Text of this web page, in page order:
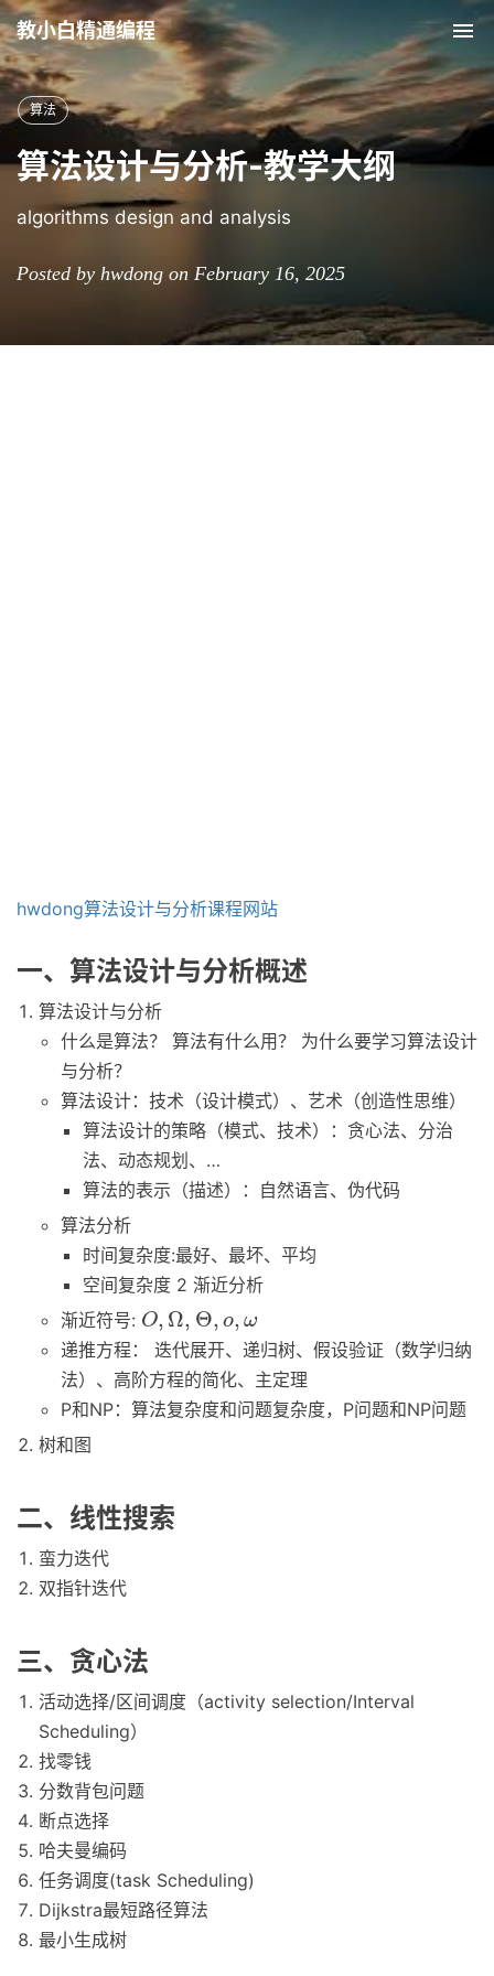
教小白精通编程
算法
算法设计与分析-教学大纲
algorithms design and analysis
Posted by hwdong on February 16, 2025
hwdong算法设计与分析课程网站
一、算法设计与分析概述
算法设计与分析
什么是算法？ 算法有什么用？ 为什么要学习算法设计
与分析？
算法设计：技术（设计模式）、艺术（创造性思维）
算法设计的策略（模式、技术）：贪心法、分治
法、动态规划、…
算法的表示（描述）：自然语言、伪代码
算法分析
时间复杂度:最好、最坏、平均
空间复杂度 2 渐近分析
渐近符号: O, Ω, Θ, o, ω
O,Ω,Θ, o,ω
递推方程： 迭代展开、递归树、假设验证（数学归纳
法）、高阶方程的简化、主定理
P和NP：算法复杂度和问题复杂度，P问题和NP问题
树和图
二、线性搜索
蛮力迭代
双指针迭代
三、贪心法
活动选择/区间调度（activity selection/Interval
Scheduling）
找零钱
分数背包问题
断点选择
哈夫曼编码
任务调度(task Scheduling)
Dijkstra最短路径算法
最小生成树